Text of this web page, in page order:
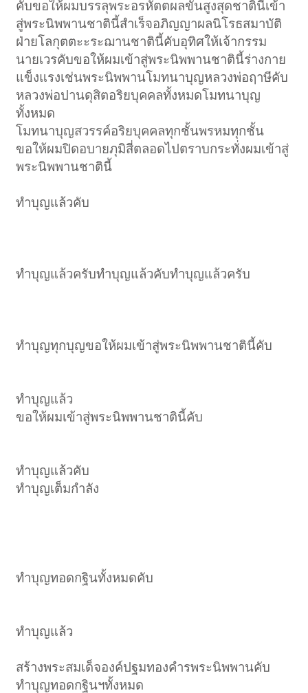
คับขอให้ผมบรรลุพระอรหัตตผลขั้นสูงสุดชาตินี้เข้า
สู่พระนิพพานชาตินี้สำเร็จอภิญญาผลนิโรธสมาบัติ
ฝ่ายโลกุตตะะระฌานชาตินี้คับอุทิศให้เจ้ากรรม
นายเวรคับขอให้ผมเข้าสู่พระนิพพานชาตินี้ร่างกาย
แข็งแรงเช่นพระนิพพานโมทนาบุญหลวงพ่อฤาษีคับ
หลวงพ่อปานดุสิตอริยบุคคลทั้งหมดโมทนาบุญ
ทั้งหมด
โมทนาบุญสวรรค์อริยบุคคลทุกชั้นพรหมทุกชั้น
ขอให้ผมปิดอบายภุมิสี่ตลอดไปตราบกระทั่งผมเข้าสู่
พระนิพพานชาตินี้
ทำบุญแล้วคับ
ทำบุญแล้วครับทำบุญแล้วคับทำบุญแล้วครับ
ทำบุญทุกบุญขอให้ผมเข้าสู่พระนิพพานชาตินี้คับ
ทำบุญแล้ว
ขอให้ผมเข้าสู่พระนิพพานชาตินี้คับ
ทำบุญแล้วคับ
ทำบุญเต็มกำลัง
ทำบุญทอดกฐินทั้งหมดคับ
ทำบุญแล้ว
สร้างพระสมเด็จองค์ปฐมทองคำรพระนิพพานคับ
ทำบุญทอดกฐินฯทั้งหมด